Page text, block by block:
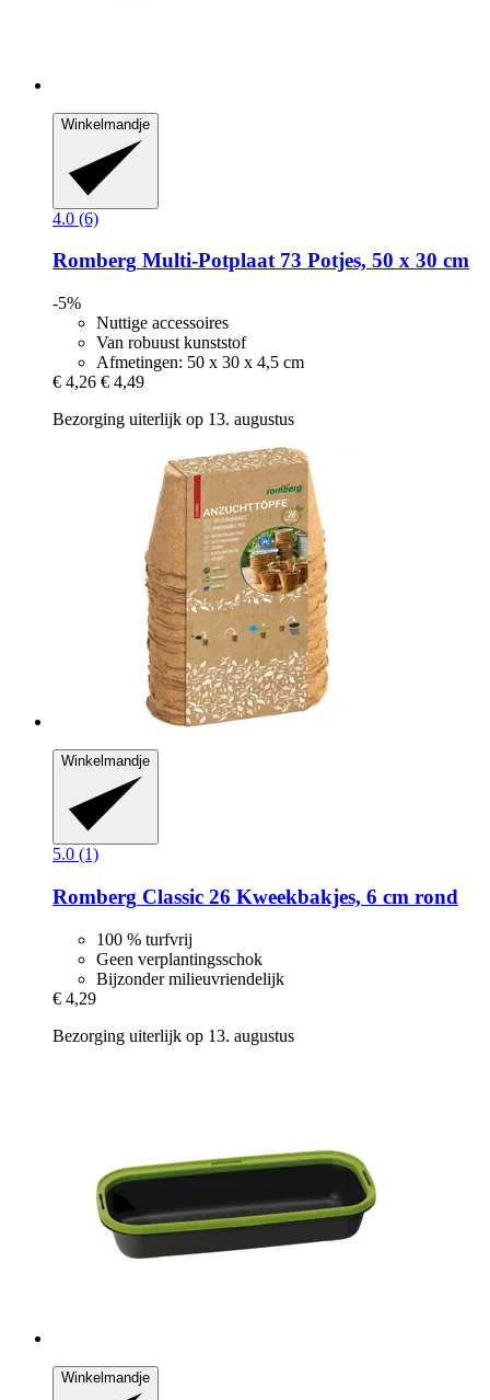
Winkelmandje
4.0 (6)
Romberg Multi-​Potplaat 73 Potjes, 50 x 30 cm
-5%
Nuttige accessoires
Van robuust kunststof
Afmetingen: 50 x 30 x 4,5 cm
€ 4,26 € 4,49
Bezorging uiterlijk op 13. augustus
Winkelmandje
5.0 (1)
Romberg Classic 26 Kweekbakjes, 6 cm rond
100 % turfvrij
Geen verplantingsschok
Bijzonder milieuvriendelijk
€ 4,29
Bezorging uiterlijk op 13. augustus
Winkelmandje